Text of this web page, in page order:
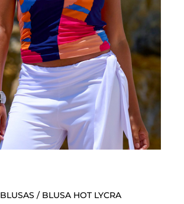
BLUSAS / BLUSA HOT LYCRA